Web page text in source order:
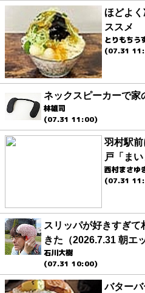
ほどよ
ススメ
とりもちう
(07.31
ネックスピーカーで家
林雄司
(07.31 11:00)
羽村駅
戸「まい
西村まさゆ
(07.31
スリッパが好きすぎ
きた（2026.7.31 朝エ
石川大樹
(07.31 10:00)
バターバ